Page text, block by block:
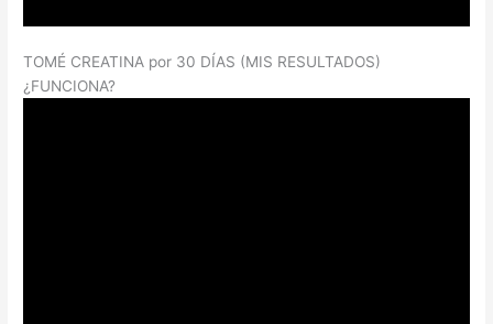
TOMÉ CREATINA por 30 DÍAS (MIS RESULTADOS)
¿FUNCIONA?